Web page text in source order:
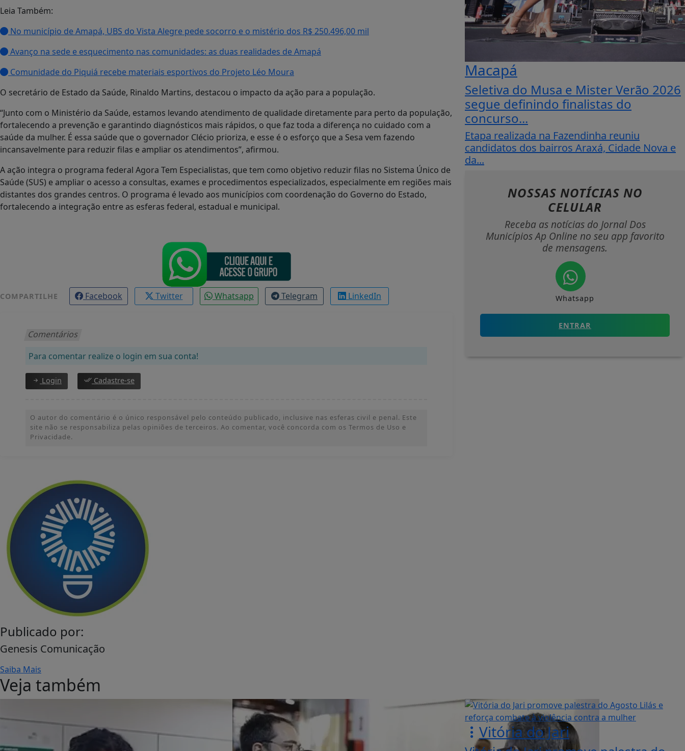
Leia Também:
No município de Amapá, UBS do Vista Alegre pede socorro e o mistério dos R$ 250.496,00 mil
Avanço na sede e esquecimento nas comunidades: as duas realidades de Amapá
Comunidade do Piquiá recebe materiais esportivos do Projeto Léo Moura
O secretário de Estado da Saúde, Rinaldo Martins, destacou o impacto da ação para a população.
“Junto com o Ministério da Saúde, estamos levando atendimento de qualidade diretamente para perto da população,
fortalecendo a prevenção e garantindo diagnósticos mais rápidos, o que faz toda a diferença no cuidado com a
saúde da mulher. É essa saúde que o governador Clécio prioriza, e esse é o esforço que a Sesa vem fazendo
incansavelmente para reduzir filas e ampliar os atendimentos”, afirmou.
A ação integra o programa federal Agora Tem Especialistas, que tem como objetivo reduzir filas no Sistema Único de
Saúde (SUS) e ampliar o acesso a consultas, exames e procedimentos especializados, especialmente em regiões mais
distantes dos grandes centros. O programa é levado aos municípios com coordenação do Governo do Estado,
fortalecendo a integração entre as esferas federal, estadual e municipal.
COMPARTILHE Facebook Twitter Whatsapp Telegram LinkedIn
Comentários
Para comentar realize o login em sua conta!
Login Cadastre-se
O autor do comentário é o único responsável pelo conteúdo publicado, inclusive nas esferas civil e penal. Este
site não se responsabiliza pelas opiniões de terceiros. Ao comentar, você concorda com os Termos de Uso e
Privacidade.
Publicado por:
Genesis Comunicação
Saiba Mais
Macapá
Seletiva do Musa e Mister Verão 2026
segue definindo finalistas do
concurso...
Etapa realizada na Fazendinha reuniu
candidatos dos bairros Araxá, Cidade Nova e
da...
NOSSAS NOTÍCIAS NO
CELULAR
Receba as notícias do Jornal Dos
Municípios Ap Online no seu app favorito
de mensagens.
Whatsapp
ENTRAR
Veja também
Vitória do Jari